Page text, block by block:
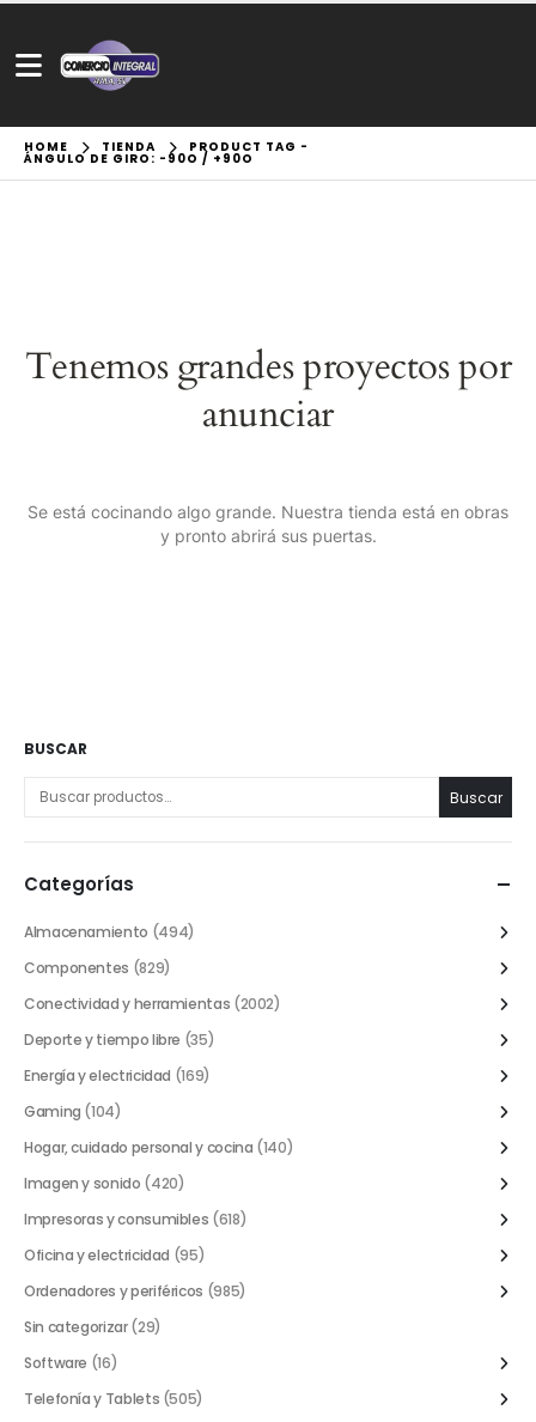
HOME TIENDA PRODUCT TAG -
ÁNGULO DE GIRO: -90O / +90O
Tenemos grandes proyectos por
anunciar
Se está cocinando algo grande. Nuestra tienda está en obras
y pronto abrirá sus puertas.
BUSCAR
Buscar
Categorías
Almacenamiento (494)
Componentes (829)
Conectividad y herramientas (2002)
Deporte y tiempo libre (35)
Energía y electricidad (169)
Gaming (104)
Hogar, cuidado personal y cocina (140)
Imagen y sonido (420)
Impresoras y consumibles (618)
Oficina y electricidad (95)
Ordenadores y periféricos (985)
Sin categorizar(29)
Software (16)
Telefonía y Tablets (505)